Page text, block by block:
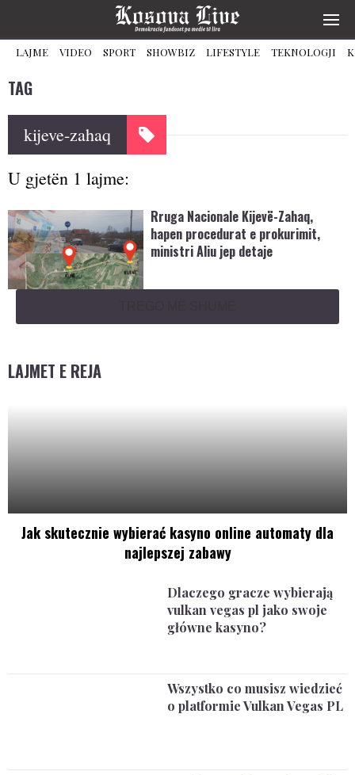
LAJME VIDEO SPORT SHOWBIZ LIFESTYLE TEKNOLOGJI
TAG
kijeve-zahaq
U gjetën 1 lajme:
Rruga Nacionale Kijevë-Zahaq,
hapen procedurat e prokurimit,
ministri Aliu jep detaje
LAJMET E REJA
Jak skutecznie wybierać kasyno online automaty dla
najlepszej zabawy
Dlaczego gracze wybierają
vulkan vegas pl jako swoje
główne kasyno?
Wszystko co musisz wiedzieć
o platformie Vulkan Vegas PL